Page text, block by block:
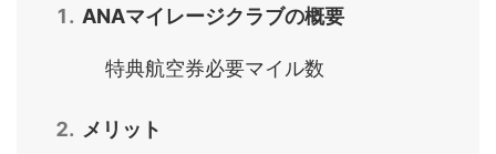
ANAマイレージクラブの概要
特典航空券必要マイル数
メリット